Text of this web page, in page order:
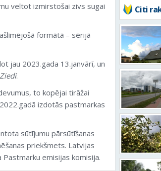
veltot izmirstošai zivs sugai
formātā – sērijā
jau 2023.gada 13.janvārī, un
Ziedi.
to kopējai tirāžai
izdotās pastmarkas
sūtījumu pārsūtīšanas
priekšmets. Latvijas
emisijas komisija.
Citi